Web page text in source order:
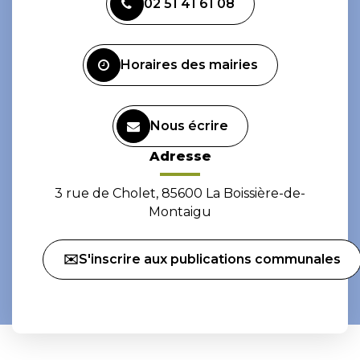
le
compte
le
compte
02 51 41 61 08
Horaires des mairies
Nous écrire
Adresse
3 rue de Cholet, 85600 La Boissière-de-
Montaigu
✉️S'inscrire aux publications communales